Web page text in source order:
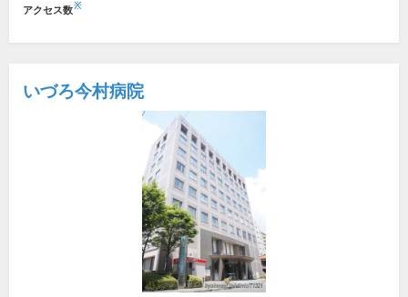
アクセス数※
いづろ今村病院